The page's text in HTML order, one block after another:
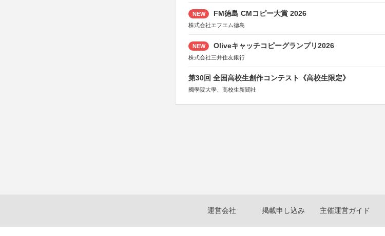
NEW FM徳島 CMコピー大賞 2026
株式会社エフエム徳島
NEW Oliveキャッチコピーグランプリ2026
株式会社三井住友銀行
第30回 全国高校生創作コンテスト《高校生限定》
國學院大學、高校生新聞社
運営会社 掲載申し込み 主催運営ガイド